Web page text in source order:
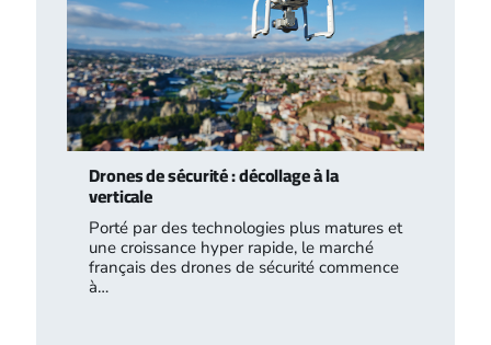
Drones de sécurité : décollage à la
verticale
Porté par des technologies plus matures et
une croissance hyper rapide, le marché
français des drones de sécurité commence
à…